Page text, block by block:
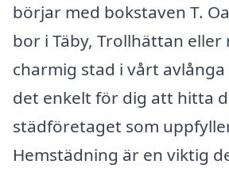
börjar med bokstaven T.
bor i Täby, Trollhättan eller
charmig stad i vårt
det enkelt för dig att hitta
städföretaget som
Hemstädning är en viktig